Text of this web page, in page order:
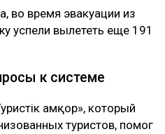
во время эвакуации из
успели вылететь еще 191
к системе
Қамқор», который
туристов, помог